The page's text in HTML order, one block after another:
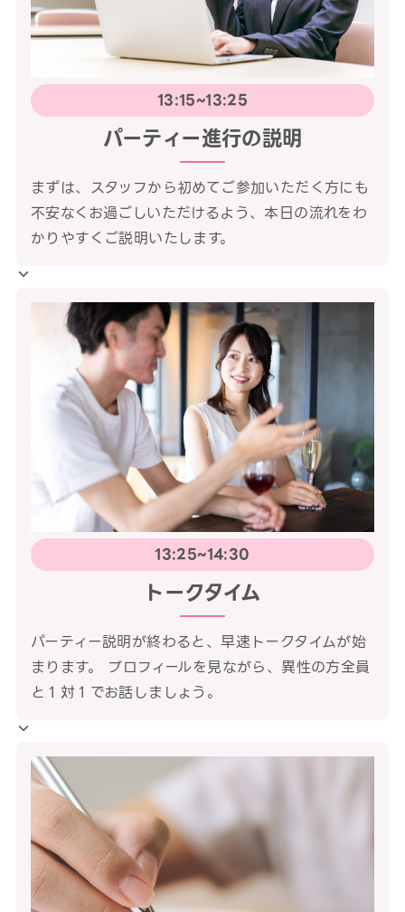
13:15~13:25
パーティー進行の説明
まずは、スタッフから初めてご参加いただく方にも
不安なくお過ごしいただけるよう、本日の流れをわ
かりやすくご説明いたします。
13:25~14:30
トークタイム
パーティー説明が終わると、早速トークタイムが始
まります。 プロフィールを見ながら、異性の方全員
と１対１でお話しましょう。